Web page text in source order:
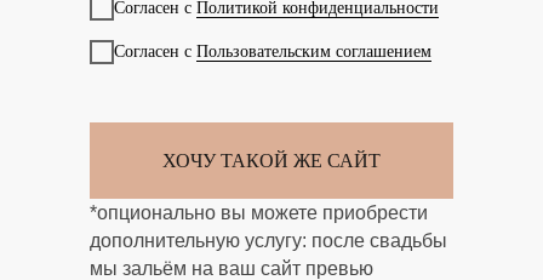
Согласен с Политикой конфиденциальности
Согласен с Пользовательским соглашением
ХОЧУ ТАКОЙ ЖЕ САЙТ
*опционально вы можете приобрести
дополнительную услугу: после свадьбы
мы зальём на ваш сайт превью